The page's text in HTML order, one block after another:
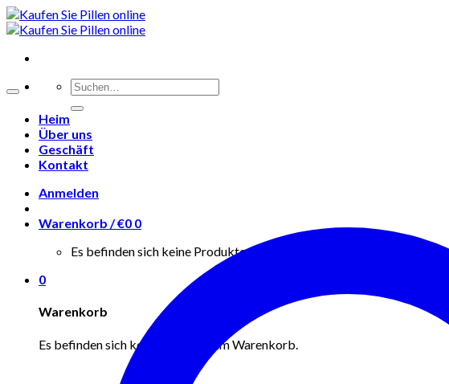
Skip
to
Suchen
nach:
Heim
Über uns
Geschäft
Kontakt
Anmelden
Warenkorb /€0 0
Es befinden sich keine Produkte im Warenkorb.
0
Warenkorb
Es befinden sich keine Produkte im Warenkorb.